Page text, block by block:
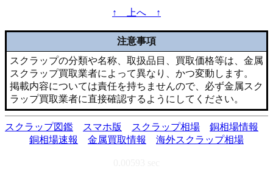
↑ 上へ ↑
注意事項
スクラップの分類や名称、取扱品目、買取価格等は、金属
スクラップ買取業者によって異なり、かつ変動します。
掲載内容については責任を持ちませんので、必ず金属スク
ラップ買取業者に直接確認するようにしてください。
スクラップ図鑑 スマホ版 スクラップ相場
銅相場情報
銅相場速報
金属買取情報 海外スクラップ相場